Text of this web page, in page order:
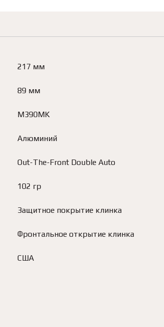
217 мм
89 мм
M390MK
Алюминий
Out-The-Front Double Auto
102 гр
Защитное покрытие клинка
Фронтальное открытие клинка
США